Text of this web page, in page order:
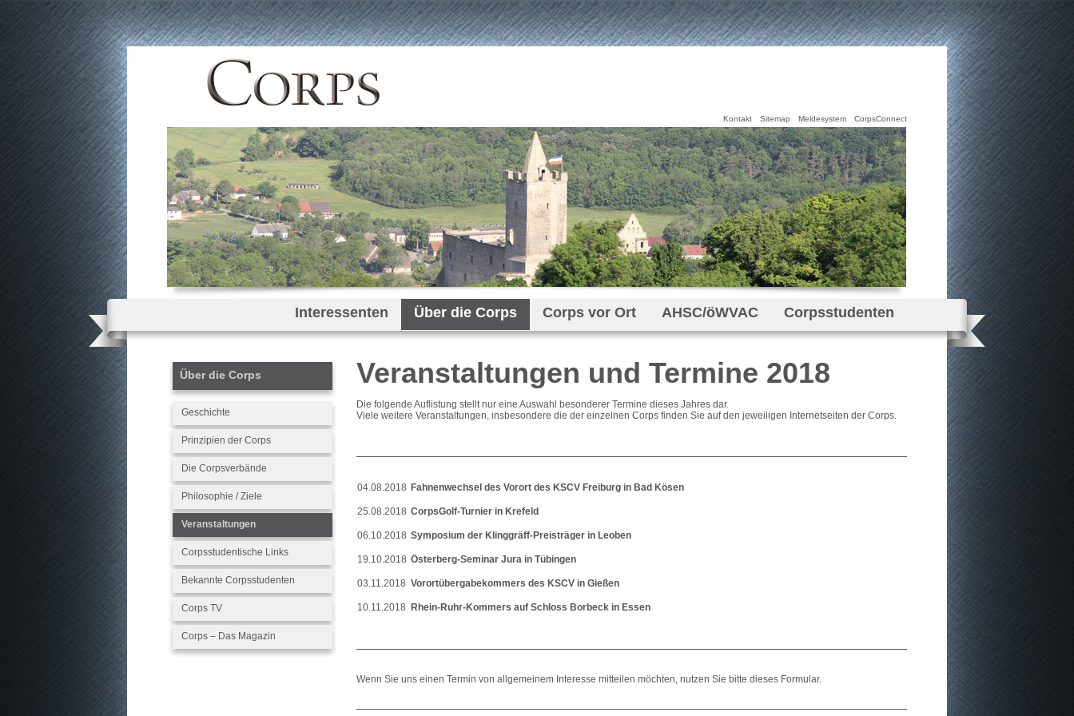
Kontakt Sitemap Meldesystem CorpsConnect
Interessenten Über die Corps Corps vor Ort AHSC/öWVAC Corpsstudenten
Über die Corps
Geschichte
Prinzipien der Corps
Die Corpsverbände
Philosophie / Ziele
Veranstaltungen
Corpsstudentische Links
Bekannte Corpsstudenten
Corps TV
Corps – Das Magazin
Veranstaltungen und Termine 2018
Die folgende Auflistung stellt nur eine Auswahl besonderer Termine dieses Jahres dar.
Viele weitere Veranstaltungen, insbesondere die der einzelnen Corps finden Sie auf den jeweiligen Internetseiten der Corps.
04.08.2018 Fahnenwechsel des Vorort des KSCV Freiburg in Bad Kösen
25.08.2018 CorpsGolf-Turnier in Krefeld
06.10.2018 Symposium der Klinggräff-Preisträger in Leoben
19.10.2018 Österberg-Seminar Jura in Tübingen
03.11.2018 Vorortübergabekommers des KSCV in Gießen
10.11.2018 Rhein-Ruhr-Kommers auf Schloss Borbeck in Essen
Wenn Sie uns einen Termin von allgemeinem Interesse mitteilen möchten, nutzen Sie bitte dieses Formular.